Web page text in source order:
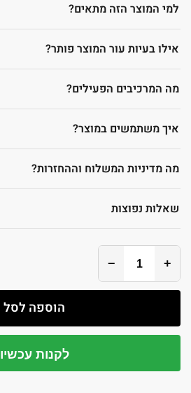
למי המוצר הזה מתאים?
אילו בעיות עור המוצר פותר?
מה המרכיבים הפעילים?
איך משתמשים במוצר?
מה מדיניות המשלוח וההחזרות?
שאלות נפוצות
+
−
הוספה לסל
לקנות עכשיו